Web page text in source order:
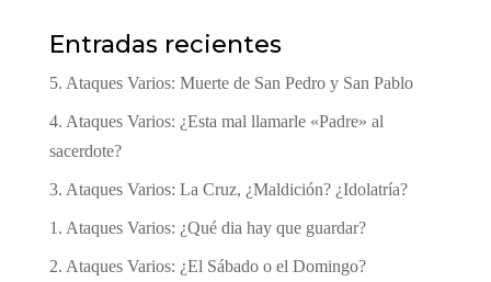
Entradas recientes
5. Ataques Varios: Muerte de San Pedro y San Pablo
4. Ataques Varios: ¿Esta mal llamarle «Padre» al
sacerdote?
3. Ataques Varios: La Cruz, ¿Maldición? ¿Idolatría?
1. Ataques Varios: ¿Qué dia hay que guardar?
2. Ataques Varios: ¿El Sábado o el Domingo?